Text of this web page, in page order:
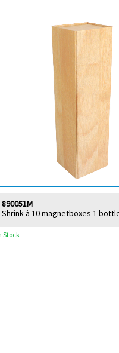
Shrink à 10 magnetboxes 1
890051M
Stock